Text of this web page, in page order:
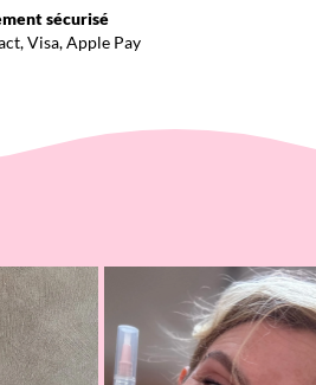
sécurisé
Visa, Apple Pay